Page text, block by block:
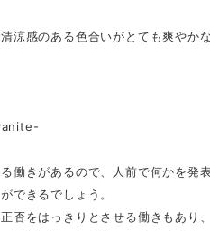
涼感のある色合いがとても爽やか
働きがあるので、人前で何かを発
できるでしょう。
否をはっきりとさせる働きもあり